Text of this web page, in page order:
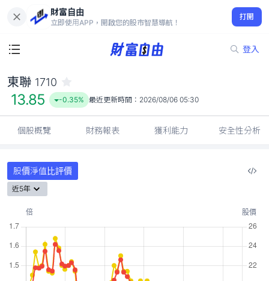
財富自由
立即使用APP，開啟您的股市智慧導航！
打開
登入
13.85
-0.35%
東聯 1710
13.85 -0.35% 最近更新時間： 2026/08/06 05:30
個股概覽 財務報表 獲利能力 安全性分析
股價淨值比評價
近5年